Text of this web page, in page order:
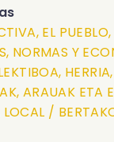
EL PUEBLO,
NORMAS Y
HERRIA,
ARAUAK ETA
/